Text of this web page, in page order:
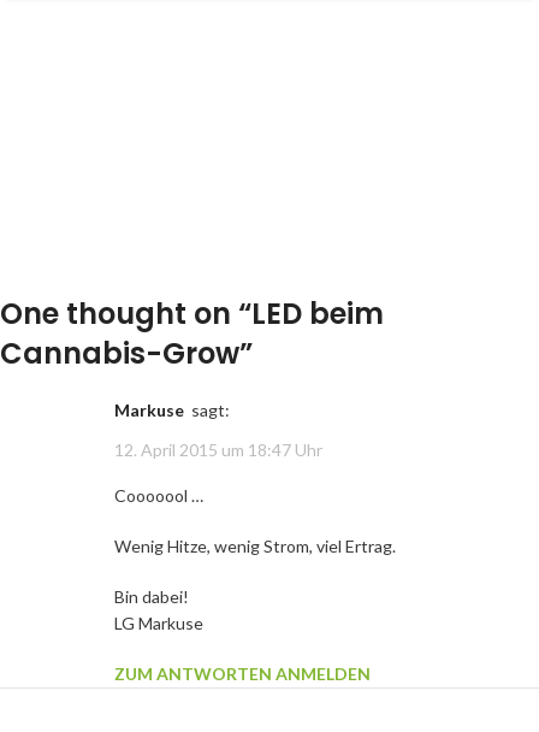
One thought on “LED beim
Cannabis-Grow”
Markuse sagt:
12. April 2015 um 18:47 Uhr
Cooooool …
Wenig Hitze, wenig Strom, viel Ertrag.
Bin dabei!
LG Markuse
ZUM ANTWORTEN ANMELDEN